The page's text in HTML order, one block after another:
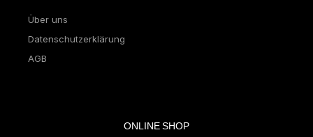
Über uns
Datenschutzerklärung
AGB
ONLINE SHOP